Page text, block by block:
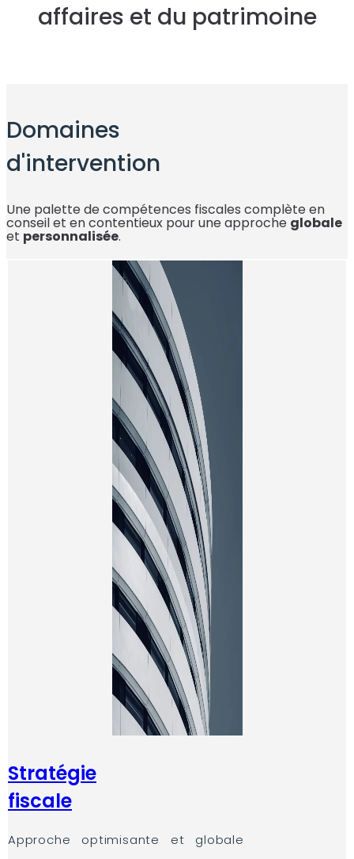
affaires et du patrimoine
Domaines
d'intervention
Une palette de compétences fiscales complète en
conseil et en contentieux pour une approche globale
et personnalisée.
Stratégie
fiscale
Approche optimisante et globale